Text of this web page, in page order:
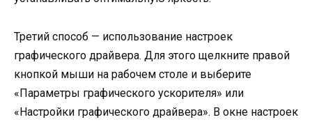
Третий способ — использование настроек
графического драйвера. Для этого щелкните правой
кнопкой мыши на рабочем столе и выберите
«Параметры графического ускорителя» или
«Настройки графического драйвера». В окне настроек